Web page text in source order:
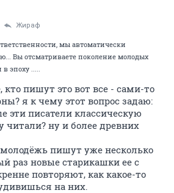
Жираф
мы автоматически
Вы отсматриваете поколение молодых
эпоху .....
пишут это вот все - сами-то
я к чему этот вопрос задаю:
эти писатели классическую
читали? ну и более древних
пишут уже несколько
раз новые старикашки ее с
повторяют, как какое-то
на них.